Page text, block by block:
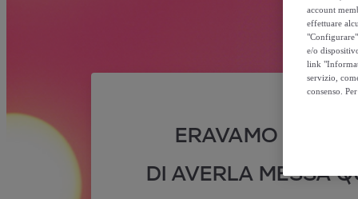
ERAVAMO SICURI
DI AVERLA MESSA
account
effettuare
e/o
link
servizio,
consenso.